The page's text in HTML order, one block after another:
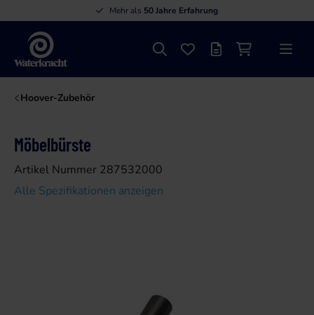
Mehr als 50 Jahre Erfahrung
Waterkracht
SucheFavoritenAngebotslisteMenü
Hoover-Zubehör
Möbelbürste
Artikel Nummer 287532000
Alle Spezifikationen anzeigen